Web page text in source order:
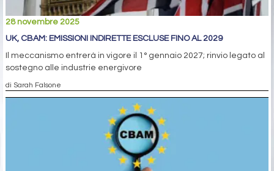
28 novembre 2025
UK, CBAM: EMISSIONI INDIRETTE ESCLUSE FINO AL 2029
Il meccanismo entrerà in vigore il 1° gennaio 2027; rinvio legato al
sostegno alle industrie energivore
di Sarah Falsone